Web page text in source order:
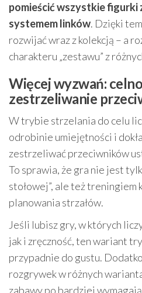
pomieścić wszystkie figurki
systemem linków. Dzięki
rozwijać wraz z kolekcją – a
charakteru „zestawu” z
Więcej wyzwań:
zestrzeliwanie
W trybie strzelania do celu
odrobinie umiejętności i
zestrzeliwać przeciwników
To sprawia, że gra nie jest
stołowej”, ale też treningiem
planowania strzałów.
Jeśli lubisz gry, w których
jak i zręczność, ten wariant
przypadnie do gustu.
rozgrywek w różnych
zabawy po bardziej